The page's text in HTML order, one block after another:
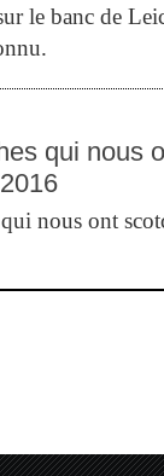
le banc de
qui nous
nous ont